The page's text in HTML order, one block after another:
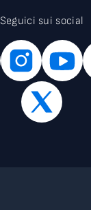
Seguici sui social